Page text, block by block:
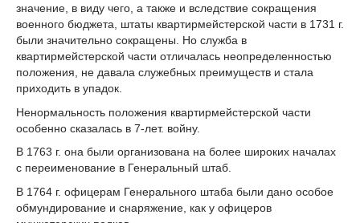
значение, в виду чего, а также и вследствие сокращения
военного бюджета, штаты квартирмейстерской части в 1731 г.
были значительно сокращены. Но служба в
квартирмейстерской части отличалась неопределенностью
положения, не давала служебных преимуществ и стала
приходить в упадок.
Ненормальность положения квартирмейстерской части
особенно сказалась в 7-лет. войну.
В 1763 г. она были организована на более широких началах
с переименование в Генеральный штаб.
В 1764 г. офицерам Генерального штаба были дано особое
обмундирование и снаряжение, как у офицеров